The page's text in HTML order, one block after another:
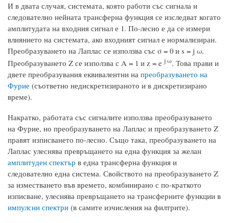
И в двата случая, системата, която работи със сигнала и
следователно нейната трансферна функция се изследват когато
амплитудата на входния сигнал е 1. По-лесно е да се измери
влиянието на системата, ако входният сигнал е нормализиран.
Преобразуването на Лаплас се използва със σ = 0 и s = j ω.
Преобразуването Z се използва с A = 1 и z = ej ω. Това прави и
двете преобразувания еквивалентни на преобразуването на
Фурие (съответно недискретизираното и в дискретизирано
време).
Накратко, работата със сигналите използва преобразуването
на Фурие, но преобразуването на Лаплас и преобразуването Z
правят изписването по-лесно. Също така, преобразуването на
Лаплас улеснява превръщането на една функция за желан
амплитуден спектър в една трансферна функция и
следователно една система. Свойството на преобразуването Z
за изместването във времето, комбинирано с по-краткото
изписване, улеснява превръщането на трансферните функции в
импулсни спектри (в самите изчисления на филтрите).